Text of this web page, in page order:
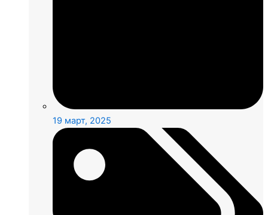
19 март, 2025